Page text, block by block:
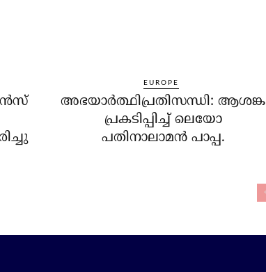
EUROPE
അഭയാര്‍ത്ഥിപ്രതിസന്ധി: ആശങ്ക
പ്രകടിപ്പിച്ച് ലെയോ
പതിനാലാമന്‍ പാപ്പ.